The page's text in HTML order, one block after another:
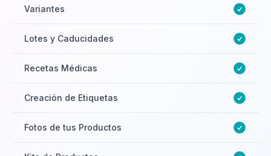
2 por Sucursal
Variantes
Lotes y Caducidades
Recetas Médicas
Creación de Etiquetas
Fotos de tus Productos